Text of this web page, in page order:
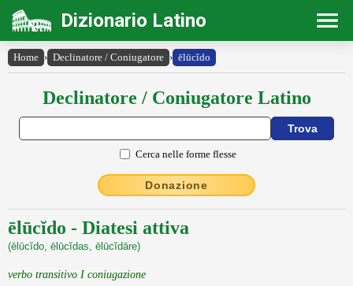
Dizionario Latino
Home › Declinatore / Coniugatore › ēlūcĭdo
Declinatore / Coniugatore Latino
Cerca nelle forme flesse
Donazione
ēlūcĭdo - Diatesi attiva
(ēlūcĭdo, ēlūcĭdas, ēlūcĭdāre)
verbo transitivo I coniugazione